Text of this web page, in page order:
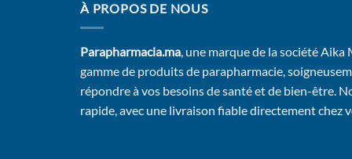
À PROPOS DE NOUS
Parapharmacia.ma , une marque de la société
gamme de produits de parapharmacie,
répondre à vos besoins de santé et de bien-être.
rapide, avec une livraison fiable directement chez